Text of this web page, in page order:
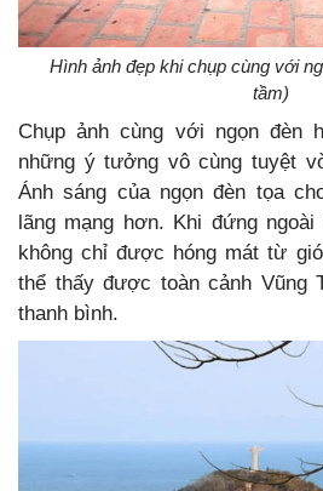
Hình ảnh đẹp khi chụp cùng với
tầm)
Chụp ảnh cùng với ngọn đèn
những ý tưởng vô cùng tuyệt
Ánh sáng của ngọn đèn tọa
lãng mạng hơn. Khi đứng
không chỉ được hóng mát từ
thể thấy được toàn cảnh Vũng
thanh bình.